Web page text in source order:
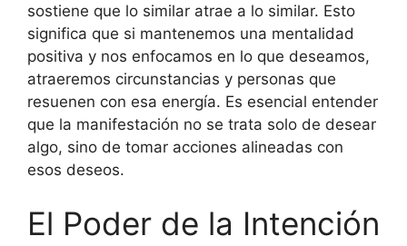
sostiene que lo similar atrae a lo similar. Esto
significa que si mantenemos una mentalidad
positiva y nos enfocamos en lo que deseamos,
atraeremos circunstancias y personas que
resuenen con esa energía. Es esencial entender
que la manifestación no se trata solo de desear
algo, sino de tomar acciones alineadas con
esos deseos.
El Poder de la Intención